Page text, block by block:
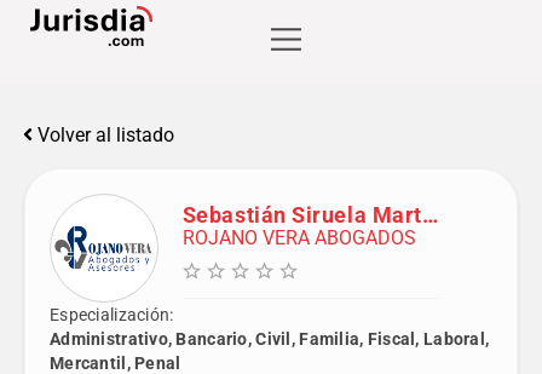
Volver al listado
Sebastián Siruela Martín
ROJANO VERA ABOGADOS
Especialización:
Administrativo, Bancario, Civil, Familia, Fiscal, Laboral,
Mercantil, Penal